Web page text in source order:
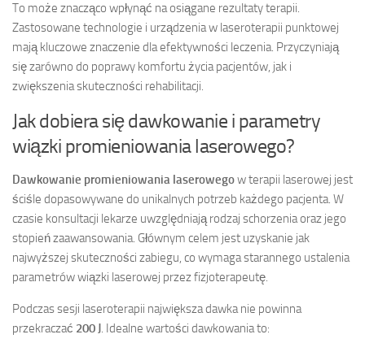
To może znacząco wpłynąć na osiągane rezultaty terapii.
Zastosowane technologie i urządzenia w laseroterapii punktowej
mają kluczowe znaczenie dla efektywności leczenia. Przyczyniają
się zarówno do poprawy komfortu życia pacjentów, jak i
zwiększenia skuteczności rehabilitacji.
Jak dobiera się dawkowanie i parametry
wiązki promieniowania laserowego?
Dawkowanie promieniowania laserowegow terapii laserowej jest
ściśle dopasowywane do unikalnych potrzeb każdego pacjenta. W
czasie konsultacji lekarze uwzględniają rodzaj schorzenia oraz jego
stopień zaawansowania. Głównym celem jest uzyskanie jak
najwyższej skuteczności zabiegu, co wymaga starannego ustalenia
parametrów wiązki laserowej przez fizjoterapeutę.
Podczas sesji laseroterapii największa dawka nie powinna
przekraczać 200 J. Idealne wartości dawkowania to: